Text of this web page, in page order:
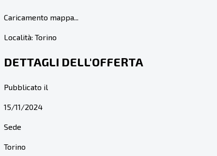
Caricamento mappa...
Località: Torino
DETTAGLI DELL'OFFERTA
Pubblicato il
15/11/2024
Sede
Torino